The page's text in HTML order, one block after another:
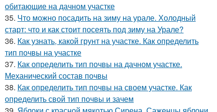
обитающие на дачном участке
35. Что можно посадить на зиму на урале. Холодный
старт: что и как стоит посеять под зиму на Урале?
36. Как узнать, какой грунт на участке. Как определить
тип почвы на участке
37. Как определить тип почвы на дачном участке.
Механический состав почвы
38. Как определить тип почвы на своем участке. Как
определить свой тип почвы и зачем